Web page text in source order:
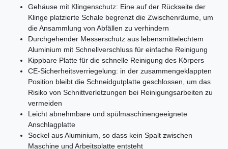
Gehäuse mit Klingenschutz: Eine auf der Rückseite der
Klinge platzierte Schale begrenzt die Zwischenräume, um
die Ansammlung von Abfällen zu verhindern
Durchgehender Messerschutz aus lebensmittelechtem
Aluminium mit Schnellverschluss für einfache Reinigung
Kippbare Platte für die schnelle Reinigung des Körpers
CE-Sicherheitsverriegelung: in der zusammengeklappten
Position bleibt die Schneidgutplatte geschlossen, um das
Risiko von Schnittverletzungen bei Reinigungsarbeiten zu
vermeiden
Leicht abnehmbare und spülmaschinengeeignete
Anschlagplatte
Sockel aus Aluminium, so dass kein Spalt zwischen
Maschine und Arbeitsplatte entsteht